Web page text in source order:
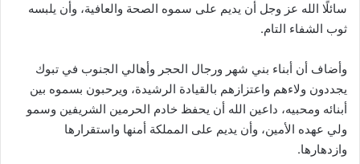
سائلًا الله عز وجل أن يديم على سموه الصحة والعافية، وأن يلبسه
ثوب الشفاء التام.
وأضاف أن أبناء بني شهر ورجال الحجر وأهالي الجنوب في تبوك
يجددون ولاءهم واعتزازهم بالقيادة الرشيدة، ويرحبون بسموه بين
أبنائه ومحبيه، داعين الله أن يحفظ خادم الحرمين الشريفين وسمو
ولي عهده الأمين، وأن يديم على المملكة أمنها واستقرارها
وازدهارها.